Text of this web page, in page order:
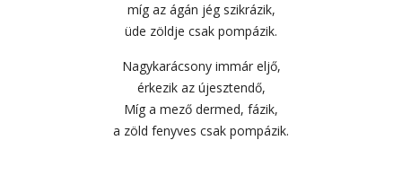
míg az ágán jég szikrázik,
üde zöldje csak pompázik.
Nagykarácsony immár eljő,
érkezik az újesztendő,
Míg a mező dermed, fázik,
a zöld fenyves csak pompázik.